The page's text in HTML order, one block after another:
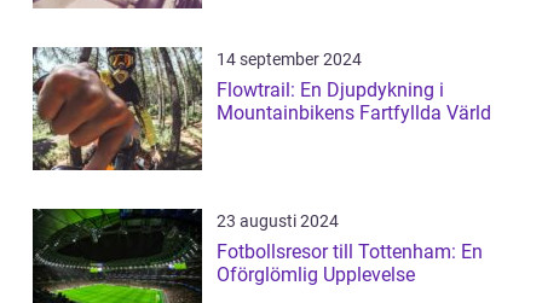
14 september 2024
Flowtrail: En Djupdykning i
Mountainbikens Fartfyllda Värld
23 augusti 2024
Fotbollsresor till Tottenham: En
Oförglömlig Upplevelse